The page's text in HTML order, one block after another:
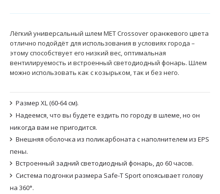
Лёгкий универсальный шлем MET Crossover оранжевого цвета
отлично подойдёт для использования в условиях города –
этому способствует его низкий вес, оптимальная
вентилируемость и встроенный светодиодный фонарь. Шлем
можно использовать как с козырьком, так и без него.
Размер XL (60-64 см).
Надеемся, что вы будете ездить по городу в шлеме, но он
никогда вам не пригодится.
Внешняя оболочка из поликарбоната с наполнителем из EPS
пены.
Встроенный задний светодиодный фонарь, до 60 часов.
Система подгонки размера Safe-T Sport опоясывает голову
на 360°.